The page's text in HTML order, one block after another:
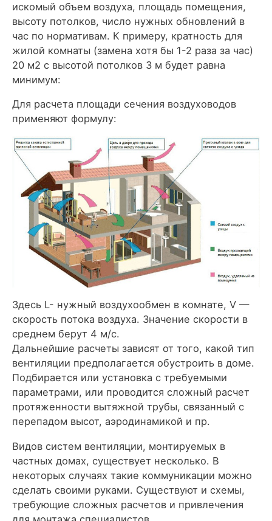
искомый объем воздуха, площадь помещения,
высоту потолков, число нужных обновлений в
час по нормативам. К примеру, кратность для
жилой комнаты (замена хотя бы 1-2 раза за час)
20 м2 с высотой потолков 3 м будет равна
минимум:
Для расчета площади сечения воздуховодов
применяют формулу:
Здесь L- нужный воздухообмен в комнате, V —
скорость потока воздуха. Значение скорости в
среднем берут 4 м/с.
Дальнейшие расчеты зависят от того, какой тип
вентиляции предполагается обустроить в доме.
Подбирается или установка с требуемыми
параметрами, или проводится сложный расчет
протяженности вытяжной трубы, связанный с
перепадом высот, аэродинамикой и пр.
Видов систем вентиляции, монтируемых в
частных домах, существует несколько. В
некоторых случаях такие коммуникации можно
сделать своими руками. Существуют и схемы,
требующие сложных расчетов и привлечения